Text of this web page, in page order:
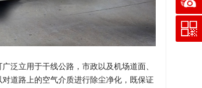
泛立用于干线公路，市政以及机场道面、
道路上的空气介质进行除尘净化，既保证